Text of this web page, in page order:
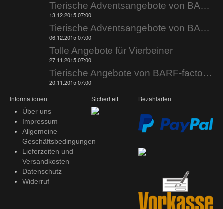
Tierische Adventsangebote von BARF-factory.de
13.12.2015 07:00
Tierische Adventsangebote von BARF-factory.de
06.12.2015 07:00
Tolle Angebote für Vierbeiner
27.11.2015 07:00
Tierische Angebote von BARF-factory.de
20.11.2015 07:00
Informationen
Über uns
Impressum
Allgemeine
Geschäftsbedingungen
Lieferzeiten und
Versandkosten
Datenschutz
Widerruf
Sicherheit Bezahlarten